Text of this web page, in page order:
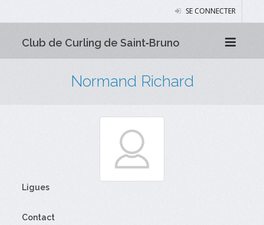
SE CONNECTER
Club de Curling de Saint‑Bruno
Normand Richard
Ligues
Contact